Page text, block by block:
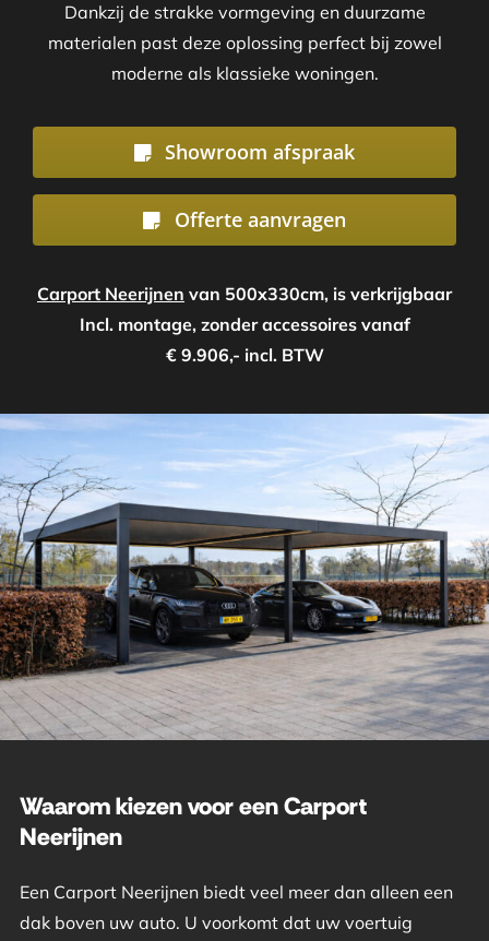
Dankzij de strakke vormgeving en duurzame
materialen past deze oplossing perfect bij zowel
moderne als klassieke woningen.
Showroom afspraak
Offerte aanvragen
Carport Neerijnen van 500x330cm, is verkrijgbaar
Incl. montage, zonder accessoires vanaf
€ 9.906,- incl. BTW
Waarom kiezen voor een Carport
Neerijnen
Een Carport Neerijnen biedt veel meer dan alleen een
dak boven uw auto. U voorkomt dat uw voertuig